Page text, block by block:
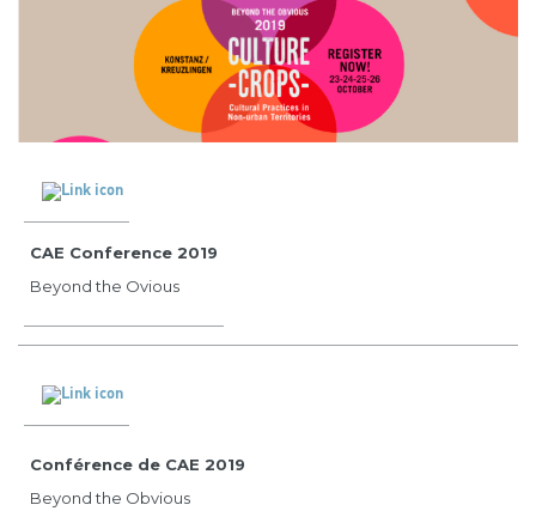
CAE Conference 2019
Beyond the Ovious
Conférence de CAE 2019
Beyond the Obvious